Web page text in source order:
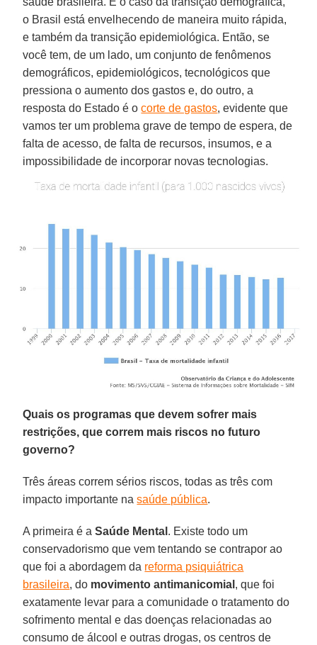
o Brasil está envelhecendo de maneira muito rápida,
e também da transição epidemiológica. Então, se
você tem, de um lado, um conjunto de fenômenos
demográficos, epidemiológicos, tecnológicos que
pressiona o aumento dos gastos e, do outro, a
resposta do Estado é ocorte de gastos, evidente que
vamos ter um problema grave de tempo de espera, de
falta de acesso, de falta de recursos, insumos, e a
impossibilidade de incorporar novas tecnologias.
Quais os programas que devem sofrer mais
restrições, que correm mais riscos no futuro
governo?
Três áreas correm sérios riscos, todas as três com
impacto importante nasaúde pública.
A primeira é aSaúde Mental . Existe todo um
conservadorismo que vem tentando se contrapor ao
que foi a abordagem da reforma psiquiátrica
brasileira, do movimento antimanicomial , que foi
exatamente levar para a comunidade o tratamento do
sofrimento mental e das doenças relacionadas ao
consumo de álcool e outras drogas, os centros de